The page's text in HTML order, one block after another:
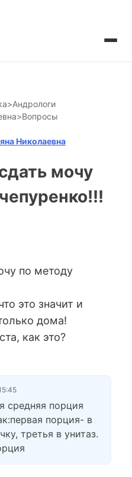
>Андрологи
>Вопросы
Николаевна
мочу
по методу
это значит и
дома!
как это?
средняя порция
порция- в
третья в унитаз.